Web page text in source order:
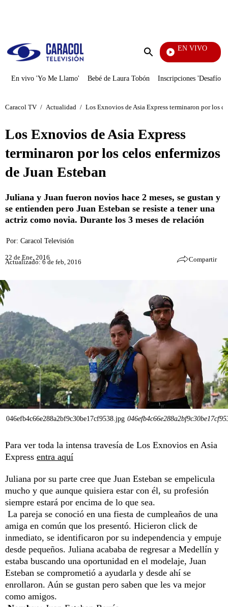
Enviar
EN VIVO
Noticias Caracol
En vivo 'Yo Me Llamo' Bebé de Laura Tobón Inscripciones 'Desafío'
Caracol TV / Actualidad / Los Exnovios de Asia Express terminaron por los
Los Exnovios de Asia Express
terminaron por los celos enfermizos
de Juan Esteban
Juliana y Juan fueron novios hace 2 meses, se gustan y
se entienden pero Juan Esteban se resiste a tener una
actriz como novia. Durante los 3 meses de relación
Por: Caracol Televisión
22 de Ene, 2016
Actualizado: 6 de feb, 2016 Compartir
046efb4c66e288a2bf9c30be17cf9538.jpg
Para ver toda la intensa travesía de Los Exnovios en Asia
Express entra aquí
Juliana por su parte cree que Juan Esteban se empelicula
mucho y que aunque quisiera estar con él, su profesión
siempre estará por encima de lo que sea.
La pareja se conoció en una fiesta de cumpleaños de una
amiga en común que los presentó. Hicieron click de
inmediato, se identificaron por su independencia y empuje
desde pequeños. Juliana acababa de regresar a Medellín y
estaba buscando una oportunidad en el modelaje, Juan
Esteban se comprometió a ayudarla y desde ahí se
enrollaron. Aún se gustan pero saben que les va mejor
como amigos.